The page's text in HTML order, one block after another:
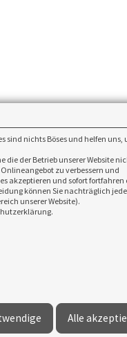
sind nichts Böses und helfen uns,
die der Betrieb unserer Website
zu verbessern und
akzeptieren und sofort fortfahren
können Sie nachträglich
unserer Website).
Alle